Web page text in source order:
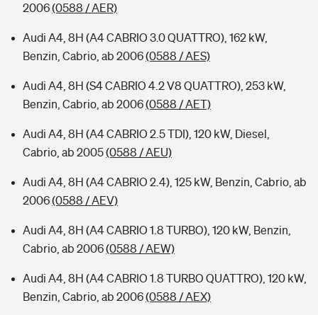
2006(0588 / AER)
Audi A4, 8H (A4 CABRIO 3.0 QUATTRO), 162 kW,
Benzin, Cabrio, ab 2006(0588 / AES)
Audi A4, 8H (S4 CABRIO 4.2 V8 QUATTRO), 253 kW,
Benzin, Cabrio, ab 2006(0588 / AET)
Audi A4, 8H (A4 CABRIO 2.5 TDI), 120 kW, Diesel,
Cabrio, ab 2005(0588 / AEU)
Audi A4, 8H (A4 CABRIO 2.4), 125 kW, Benzin, Cabrio, ab
2006(0588 / AEV)
Audi A4, 8H (A4 CABRIO 1.8 TURBO), 120 kW, Benzin,
Cabrio, ab 2006(0588 / AEW)
Audi A4, 8H (A4 CABRIO 1.8 TURBO QUATTRO), 120 kW,
Benzin, Cabrio, ab 2006(0588 / AEX)